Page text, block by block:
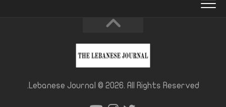
Lebanese Journal © 2026. All Rights Reserved.